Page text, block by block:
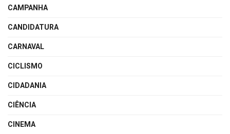
CAMPANHA
CANDIDATURA
CARNAVAL
CICLISMO
CIDADANIA
CIÊNCIA
CINEMA